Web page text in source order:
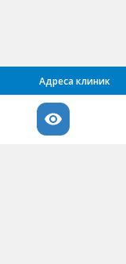
Адреса клиник